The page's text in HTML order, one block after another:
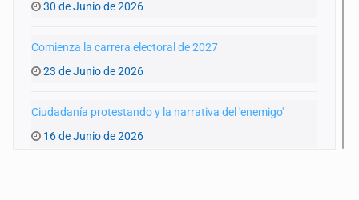
30 de Junio de 2026
Comienza la carrera electoral de 2027
23 de Junio de 2026
Ciudadanía protestando y la narrativa del 'enemigo'
16 de Junio de 2026